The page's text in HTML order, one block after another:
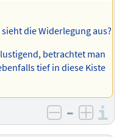
die Widerlegung aus?
betrachtet man
tief in diese Kiste
negativ
–